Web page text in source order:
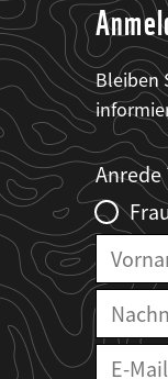
Bleiben
Fieldset
Anrede
Vorname
Nachname
E-